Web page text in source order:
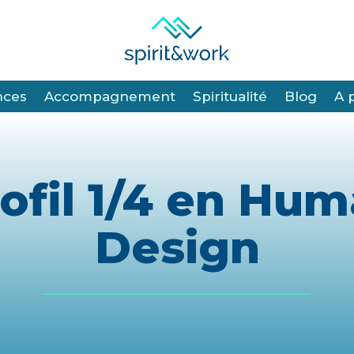
Accompagnement Spiritualité Blog A
Accompagnement Spiritualité Blog A
1/4 en
Design